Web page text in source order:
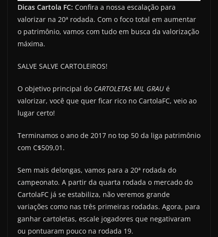
Dicas Cartola FC: Confira a nossa escalação para
valorizar na 20ª rodada. Com o foco total em aumentar
o patrimônio, vamos com tudo em busca da valorização
máxima.
SALVE SALVE CARTOLEIROS!
O objetivo principal do CARTOLETAS MIL GRAU é
valorizar, você que quer ficar rico no CartolaFC, veio ao
lugar certo!
Terminamos o ano de 2017 no top 50 da liga patrimônio
com C$509,01.
Sem mais delongas, vamos para a 20ª rodada do
campeonato. A partir da quarta rodada o mercado do
CartolaFC já se estabiliza, não veremos grande
variações como nas três primeiras rodadas. Agora, para
ganhar cartoletas, escale jogadores que negativaram
ou pontuaram pouco na rodada 19.